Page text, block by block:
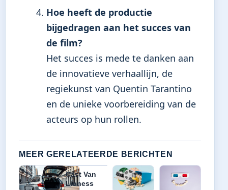
Hoe heeft de productie
bijgedragen aan het succes van
de film?
Het succes is mede te danken aan
de innovatieve verhaallijn, de
regiekunst van Quentin Tarantino
en de unieke voorbereiding van de
acteurs op hun rollen.
MEER GERELATEERDE BERICHTEN
Cast Van
Lioness